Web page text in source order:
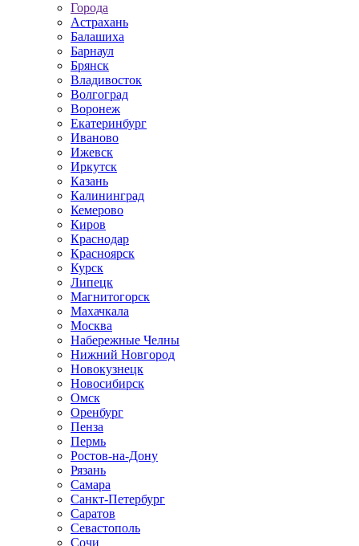
Города
Астрахань
Балашиха
Барнаул
Брянск
Владивосток
Волгоград
Воронеж
Екатеринбург
Иваново
Ижевск
Иркутск
Казань
Калининград
Кемерово
Киров
Краснодар
Красноярск
Курск
Липецк
Магнитогорск
Махачкала
Москва
Набережные Челны
Нижний Новгород
Новокузнецк
Новосибирск
Омск
Оренбург
Пенза
Пермь
Ростов-на-Дону
Рязань
Самара
Санкт-Петербург
Саратов
Севастополь
Сочи